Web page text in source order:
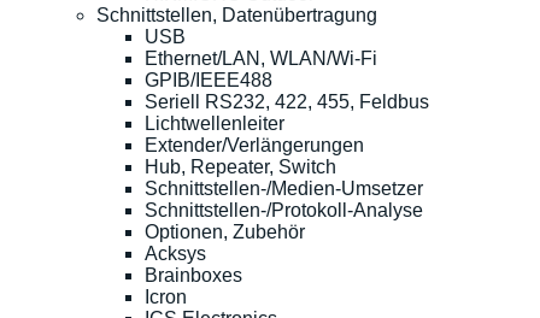
Schnittstellen, Datenübertragung
USB
Ethernet/LAN, WLAN/Wi-Fi
GPIB/IEEE488
Seriell RS232, 422, 455, Feldbus
Lichtwellenleiter
Extender/Verlängerungen
Hub, Repeater, Switch
Schnittstellen-/Medien-Umsetzer
Schnittstellen-/Protokoll-Analyse
Optionen, Zubehör
Acksys
Brainboxes
Icron